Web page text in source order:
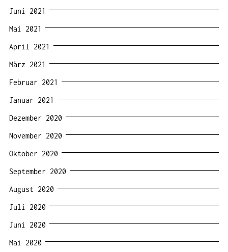
Juni 2021
Mai 2021
April 2021
März 2021
Februar 2021
Januar 2021
Dezember 2020
November 2020
Oktober 2020
September 2020
August 2020
Juli 2020
Juni 2020
Mai 2020